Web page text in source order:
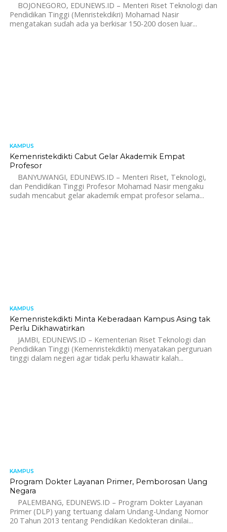
BOJONEGORO, EDUNEWS.ID – Menteri Riset Teknologi dan
Pendidikan Tinggi (Menristekdikri) Mohamad Nasir
mengatakan sudah ada ya berkisar 150-200 dosen luar...
KAMPUS
Kemenristekdikti Cabut Gelar Akademik Empat
Profesor
BANYUWANGI, EDUNEWS.ID – Menteri Riset, Teknologi,
dan Pendidikan Tinggi Profesor Mohamad Nasir mengaku
sudah mencabut gelar akademik empat profesor selama...
KAMPUS
Kemenristekdikti Minta Keberadaan Kampus Asing tak
Perlu Dikhawatirkan
JAMBI, EDUNEWS.ID – Kementerian Riset Teknologi dan
Pendidikan Tinggi (Kemenristekdikti) menyatakan perguruan
tinggi dalam negeri agar tidak perlu khawatir kalah...
KAMPUS
Program Dokter Layanan Primer, Pemborosan Uang
Negara
PALEMBANG, EDUNEWS.ID – Program Dokter Layanan
Primer (DLP) yang tertuang dalam Undang-Undang Nomor
20 Tahun 2013 tentang Pendidikan Kedokteran dinilai...